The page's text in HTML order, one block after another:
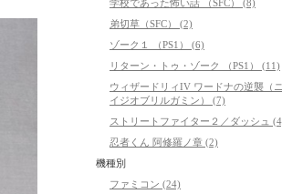
学校であった怖い話 （SFC） (8)
弟切草（SFC） (2)
ゾーク１ （PS1） (6)
リターン・トゥ・ゾーク （PS1） (11)
ウィザードリィIV ワードナの逆襲（
イジオブリルガミン） (7)
ストリートファイター２／ダッシュ
忍者くん 阿修羅ノ章 (2)
機種別
ファミコン (24)